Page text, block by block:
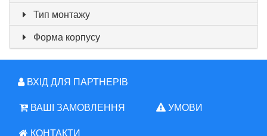
Тип монтажу
Форма корпусу
ВХІД ДЛЯ ПАРТНЕРІВ
ВАШІ ЗАМОВЛЕННЯ
УМОВИ
КОНТАКТИ